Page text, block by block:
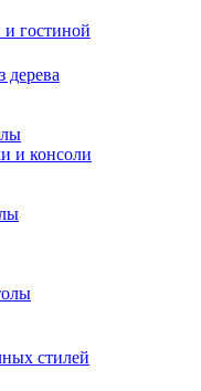
и гостиной
дерева
и консоли
стилей